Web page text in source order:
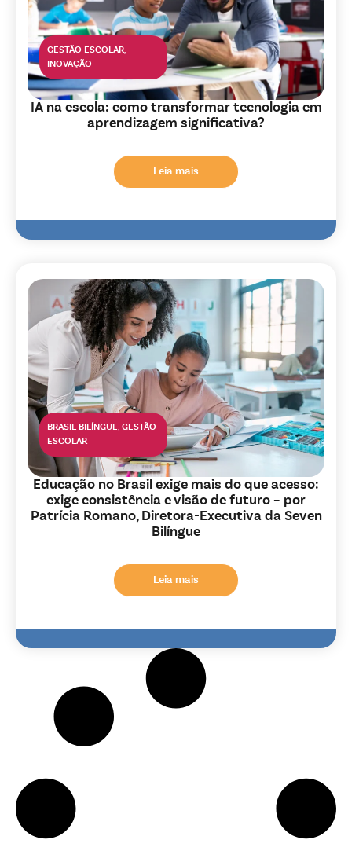
IA na escola: como transformar tecnologia em
aprendizagem significativa?
GESTÃO ESCOLAR,
INOVAÇÃO
Leia mais
Educação no Brasil exige mais do que acesso:
exige consistência e visão de futuro – por
Patrícia Romano, Diretora-Executiva da Seven
Bilíngue
BRASIL BILÍNGUE, GESTÃO
ESCOLAR
Leia mais